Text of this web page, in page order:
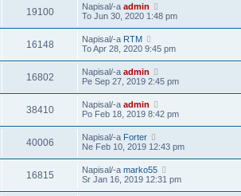
19100 Napisal/-a admin
To Jun 30, 2020 1:48 pm
16148 Napisal/-a RTM
To Apr 28, 2020 9:45 pm
16802 Napisal/-a admin
Pe Sep 27, 2019 2:45 pm
38410 Napisal/-a admin
Po Feb 18, 2019 8:42 pm
40006 Napisal/-a Forter
Ne Feb 10, 2019 12:43 pm
16815 Napisal/-a marko55
Sr Jan 16, 2019 12:31 pm